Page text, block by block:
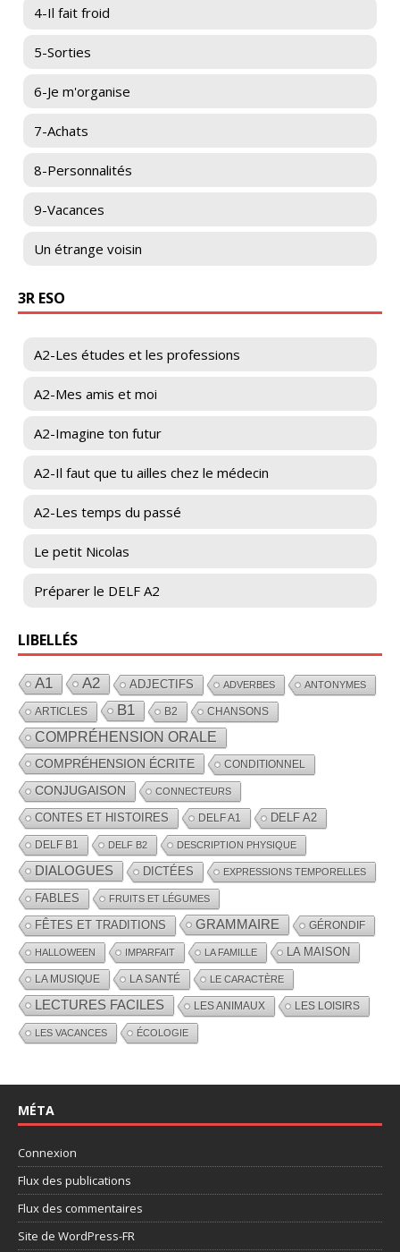
4-Il fait froid
5-Sorties
6-Je m'organise
7-Achats
8-Personnalités
9-Vacances
Un étrange voisin
3R ESO
A2-Les études et les professions
A2-Mes amis et moi
A2-Imagine ton futur
A2-Il faut que tu ailles chez le médecin
A2-Les temps du passé
Le petit Nicolas
Préparer le DELF A2
LIBELLÉS
A1 A2 ADJECTIFS ADVERBES ANTONYMES
ARTICLES B1 B2 CHANSONS
COMPRÉHENSION ORALE
COMPRÉHENSION ÉCRITE CONDITIONNEL
CONJUGAISON CONNECTEURS
CONTES ET HISTOIRES DELF A1 DELF A2
DELF B1 DELF B2 DESCRIPTION PHYSIQUE
DIALOGUES DICTÉES EXPRESSIONS TEMPORELLES
FABLES FRUITS ET LÉGUMES
FÊTES ET TRADITIONS GRAMMAIRE GÉRONDIF
HALLOWEEN IMPARFAIT LA FAMILLE LA MAISON
LA MUSIQUE LA SANTÉ LE CARACTÈRE
LECTURES FACILES LES ANIMAUX LES LOISIRS
LES VACANCES ÉCOLOGIE
MÉTA
Connexion
Flux des publications
Flux des commentaires
Site de WordPress-FR